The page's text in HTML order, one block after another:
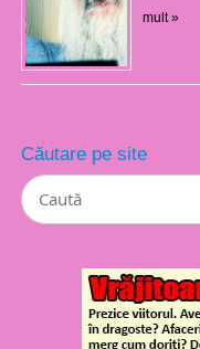
mult »
Căutare pe site